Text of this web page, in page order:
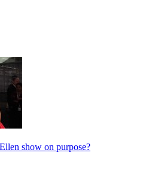
show on purpose?